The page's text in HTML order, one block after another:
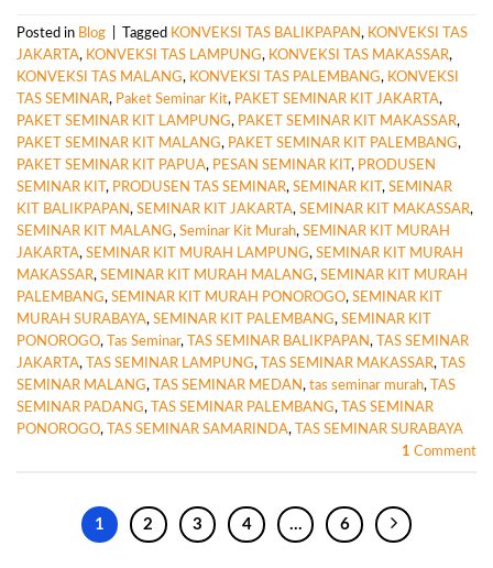
Posted in Blog Tagged KONVEKSI TAS BALIKPAPAN, KONVEKSI TAS
JAKARTA, KONVEKSI TAS LAMPUNG, KONVEKSI TAS MAKASSAR,
KONVEKSI TAS MALANG, KONVEKSI TAS PALEMBANG, KONVEKSI
TAS SEMINAR, Paket Seminar Kit, PAKET SEMINAR KIT JAKARTA,
PAKET SEMINAR KIT LAMPUNG, PAKET SEMINAR KIT MAKASSAR,
PAKET SEMINAR KIT MALANG, PAKET SEMINAR KIT PALEMBANG,
PAKET SEMINAR KIT PAPUA, PESAN SEMINAR KIT , PRODUSEN
SEMINAR KIT , PRODUSEN TAS SEMINAR, SEMINAR KIT , SEMINAR
KIT BALIKPAPAN, SEMINAR KIT JAKARTA, SEMINAR KIT MAKASSAR,
SEMINAR KIT MALANG, Seminar Kit Murah, SEMINAR KIT MURAH
JAKARTA, SEMINAR KIT MURAH LAMPUNG, SEMINAR KIT MURAH
MAKASSAR, SEMINAR KIT MURAH MALANG, SEMINAR KIT MURAH
PALEMBANG, SEMINAR KIT MURAH PONOROGO, SEMINAR KIT
MURAH SURABAYA, SEMINAR KIT PALEMBANG, SEMINAR KIT
PONOROGO, Tas Seminar, TAS SEMINAR BALIKPAPAN,
TAS SEMINAR
JAKARTA, TAS SEMINAR LAMPUNG, TAS SEMINAR MAKASSAR,
TAS
SEMINAR MALANG, TAS SEMINAR MEDAN, tas seminar murah,
TAS
SEMINAR PADANG, TAS SEMINAR PALEMBANG,
TAS SEMINAR
PONOROGO, TAS SEMINAR SAMARINDA,
TAS SEMINAR SURABAYA
1 Comment
1 2 3 4 … 6